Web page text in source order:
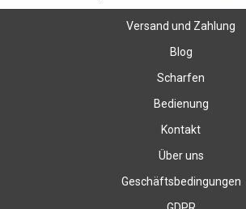
Versand und Zahlung
Blog
Scharfen
Bedienung
Kontakt
Über uns
Geschäftsbedingungen